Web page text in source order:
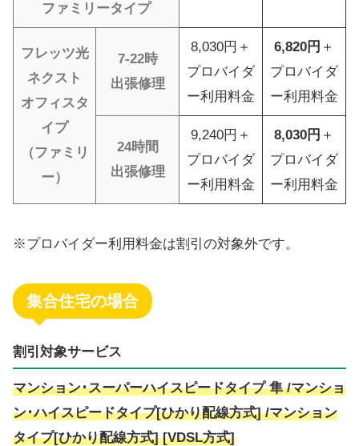
ファミリータイプ
フレッツ光
ネクスト
オフィスタ
イプ
（ファミリ
ー）
7-22時
出張修理
8,030円＋
プロバイダ
ー利用料金
6,820円 ＋
プロバイダ
ー利用料金
24時間
出張修理
9,240円＋
プロバイダ
ー利用料金
8,030円 ＋
プロバイダ
ー利用料金
※プロバイダー利用料金は割引の対象外です。
集合住宅の場合
割引対象サービス
マンション･スーパーハイスピードタイプ 隼 /マンショ
ン･ハイスピードタイプ[ひかり配線方式] /マンション
タイプ[ひかり配線方式] [VDSL方式]